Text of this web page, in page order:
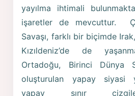
yayılma ihtimali
işaretler de mevcuttur.
Savaşı, farklı bir biçimde
Kızıldeniz’de de
Ortadoğu, Birinci Dünya
oluşturulan yapay siyasi
yapay sınır